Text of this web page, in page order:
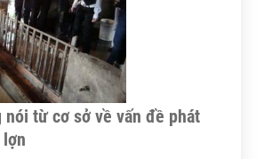
nói từ cơ sở về vấn đề phát